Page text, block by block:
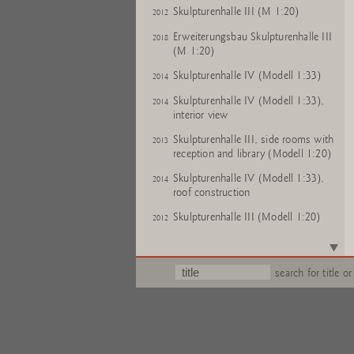
2012 Skulpturenhalle III (M 1:20)
2018 Erweiterungsbau Skulpturenhalle III
(M 1:20)
2014 Skulpturenhalle IV (Modell 1:33)
2014 Skulpturenhalle IV (Modell 1:33),
interior view
2013 Skulpturenhalle III, side rooms with
reception and library (Modell 1:20)
2014 Skulpturenhalle IV (Modell 1:33),
roof construction
2012 Skulpturenhalle III (Modell 1:20)
Skulpturenhalle III (Modell 1:20)search for title or